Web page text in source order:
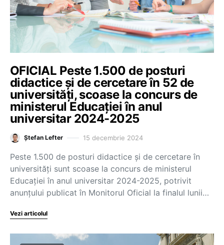
OFICIAL Peste 1.500 de posturi
didactice și de cercetare în 52 de
universități, scoase la concurs de
ministerul Educației în anul
universitar 2024-2025
Ștefan Lefter 15 decembrie 2024
Peste 1.500 de posturi didactice și de cercetare în
universități sunt scoase la concurs de ministerul
Educației în anul universitar 2024-2025, potrivit
anunțului publicat în Monitorul Oficial la finalul lunii…
Vezi articolul